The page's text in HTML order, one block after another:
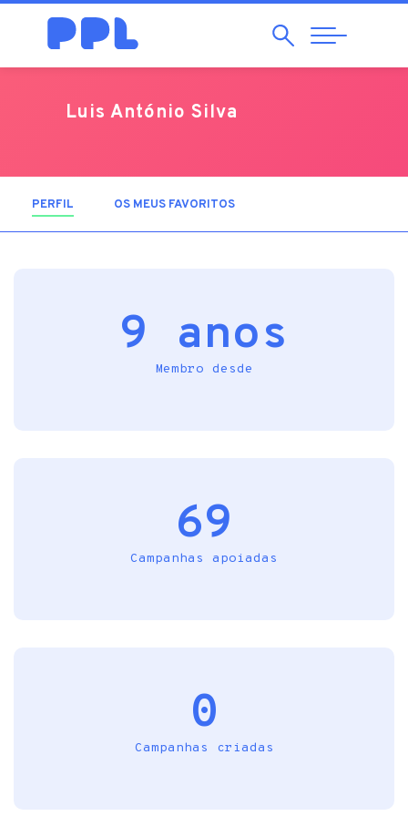
Pesquisar
Abrir
Navegação
Luis António Silva
PERFIL (SEPARADOR ATIVO)
OS MEUS FAVORITOS
9 anos
Membro desde
69
Campanhas apoiadas
0
Campanhas criadas